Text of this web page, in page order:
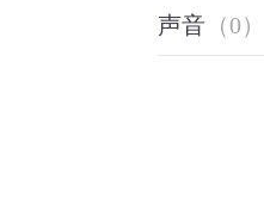
声音 （0）